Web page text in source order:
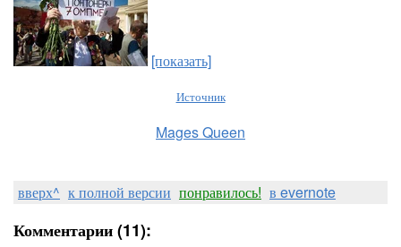
[показать]
Источник
Mages Queen
вверх^ к полной версии понравилось! в evernote
Комментарии (11):